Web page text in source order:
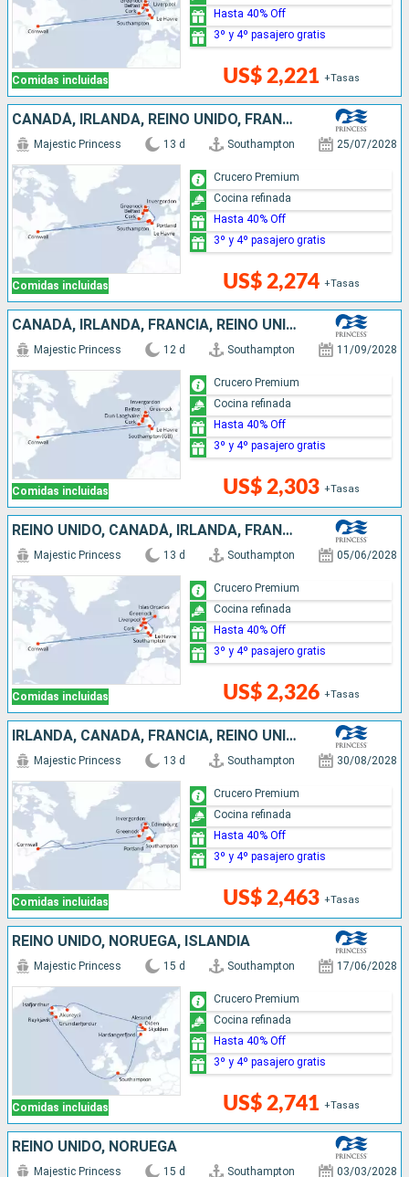
Comidas incluidas US$ 2,221 +Tasas
Hasta 40% Off
3º y 4º pasajero gratis
CANADÁ, IRLANDA, REINO UNIDO, FRANCIA
Comidas incluidas
Majestic Princess 13 d Southampton 25/07/2028
US$ 2,274 +Tasas
Crucero Premium
Cocina refinada
Hasta 40% Off
3º y 4º pasajero gratis
CANADÁ, IRLANDA, FRANCIA, REINO UNIDO
Comidas incluidas
Majestic Princess 12 d Southampton 11/09/2028
US$ 2,303 +Tasas
Crucero Premium
Cocina refinada
Hasta 40% Off
3º y 4º pasajero gratis
REINO UNIDO, CANADÁ, IRLANDA, FRANCIA
Comidas incluidas
Majestic Princess 13 d Southampton 05/06/2028
US$ 2,326 +Tasas
Crucero Premium
Cocina refinada
Hasta 40% Off
3º y 4º pasajero gratis
IRLANDA, CANADÁ, FRANCIA, REINO UNIDO
Comidas incluidas
Majestic Princess 13 d Southampton 30/08/2028
US$ 2,463 +Tasas
Crucero Premium
Cocina refinada
Hasta 40% Off
3º y 4º pasajero gratis
REINO UNIDO, NORUEGA, ISLANDIA
Comidas incluidas
Majestic Princess 15 d Southampton 17/06/2028
US$ 2,741 +Tasas
Crucero Premium
Cocina refinada
Hasta 40% Off
3º y 4º pasajero gratis
REINO UNIDO, NORUEGA
Majestic Princess 15 d Southampton 03/03/2028